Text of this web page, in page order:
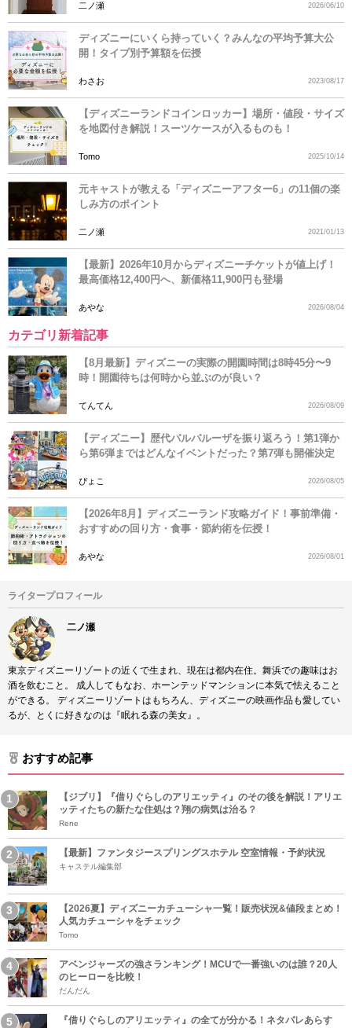
二ノ瀬 2026/06/10
ディズニーにいくら持っていく？みんなの平均予算大公
開！タイプ別予算額を伝授
わさお 2023/08/17
【ディズニーランドコインロッカー】場所・値段・サイズ
を地図付き解説！スーツケースが入るものも！
Tomo 2025/10/14
元キャストが教える「ディズニーアフター6」の11個の楽
しみ方のポイント
二ノ瀬 2021/01/13
【最新】2026年10月からディズニーチケットが値上げ！
最高価格12,400円へ、新価格11,900円も登場
あやな 2026/08/04
カテゴリ新着記事
【8月最新】ディズニーの実際の開園時間は8時45分〜9
時！開園待ちは何時から並ぶのが良い？
てんてん 2026/08/09
【ディズニー】歴代パルパルーザを振り返ろう！第1弾か
ら第6弾まではどんなイベントだった？第7弾も開催決定
ぴょこ 2026/08/05
【2026年8月】ディズニーランド攻略ガイド！事前準備・
おすすめの回り方・食事・節約術を伝授！
あやな 2026/08/01
ライタープロフィール
二ノ瀬
東京ディズニーリゾートの近くで生まれ、現在は都内在住。舞浜での趣味はお
酒を飲むこと。 成人してもなお、ホーンテッドマンションに本気で怯えること
ができる。 ディズニーリゾートはもちろん、ディズニーの映画作品も愛してい
るが、とくに好きなのは『眠れる森の美女』。
おすすめ記事
【ジブリ】『借りぐらしのアリエッティ』のその後を解説！アリエ
ッティたちの新たな住処は？翔の病気は治る？
Rene
【最新】ファンタジースプリングスホテル 空室情報・予約状況
キャステル編集部
【2026夏】ディズニーカチューシャ一覧！販売状況&値段まとめ！
人気カチューシャをチェック
Tomo
アベンジャーズの強さランキング！MCUで一番強いのは誰？20人
のヒーローを比較！
だんだん
『借りぐらしのアリエッティ』の全てが分かる！ネタバレあらす